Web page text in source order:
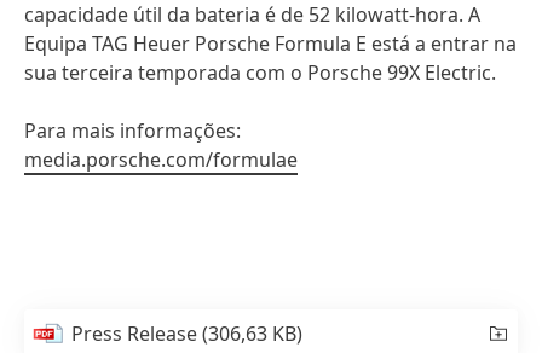
capacidade útil da bateria é de 52 kilowatt-hora. A
Equipa TAG Heuer Porsche Formula E está a entrar na
sua terceira temporada com o Porsche 99X Electric.
Para mais informações:
media.porsche.com/formulae
Press Release(306,63 KB)